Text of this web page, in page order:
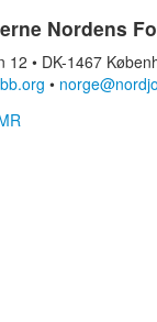
Nordens
12 • DK-1467
•